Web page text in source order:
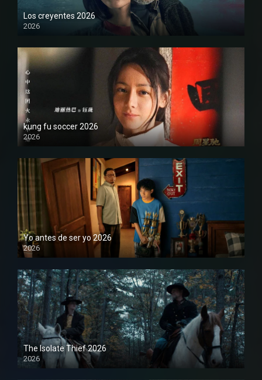
Los creyentes 2026
2026
1080P
kung fu soccer 2026
2026
1080P
Yo antes de ser yo 2026
2026
1080P
The Isolate Thief 2026
2026
1080P